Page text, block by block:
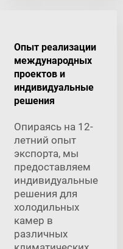
Опыт реализации
международных
проектов и
индивидуальные
решения
Опираясь на 12-
летний опыт
экспорта, мы
предоставляем
индивидуальные
решения для
холодильных
камер в
различных